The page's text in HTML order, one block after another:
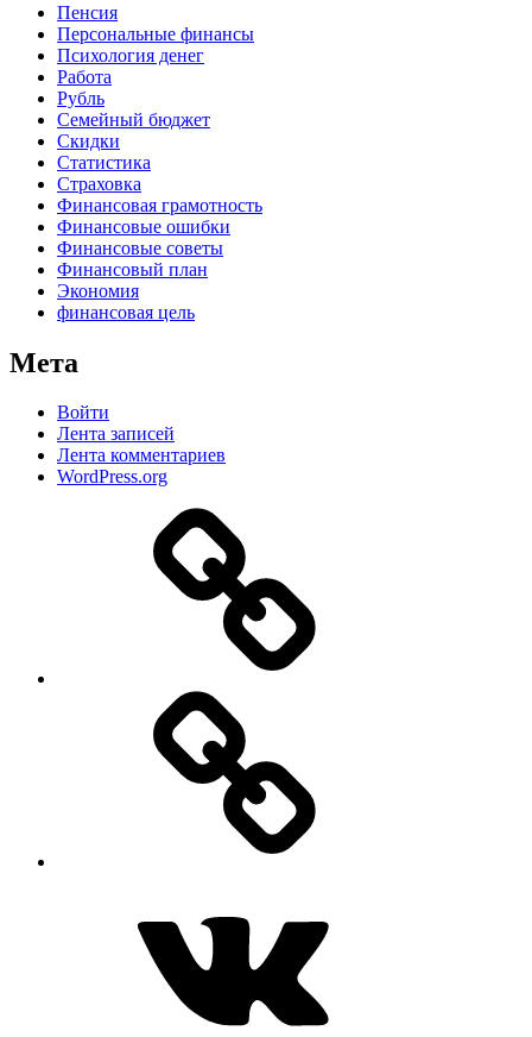
Пенсия
Персональные финансы
Психология денег
Работа
Рубль
Семейный бюджет
Скидки
Статистика
Страховка
Финансовая грамотность
Финансовые ошибки
Финансовые советы
Финансовый план
Экономия
финансовая цель
Мета
Войти
Лента записей
Лента комментариев
WordPress.org